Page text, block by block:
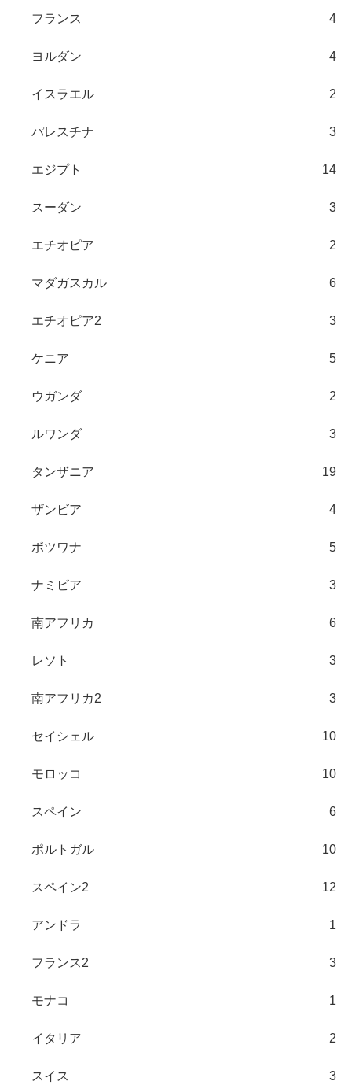
フランス 4
ヨルダン 4
イスラエル 2
パレスチナ 3
エジプト 14
スーダン 3
エチオピア 2
マダガスカル 6
エチオピア2 3
ケニア 5
ウガンダ 2
ルワンダ 3
タンザニア 19
ザンビア 4
ボツワナ 5
ナミビア 3
南アフリカ 6
レソト 3
南アフリカ2 3
セイシェル 10
モロッコ 10
スペイン 6
ポルトガル 10
スペイン2 12
アンドラ 1
フランス2 3
モナコ 1
イタリア 2
スイス 3